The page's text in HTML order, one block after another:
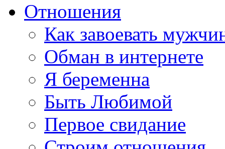
Отношения
Как завоевать
Обман в интернете
Я беременна
Быть Любимой
Первое свидание